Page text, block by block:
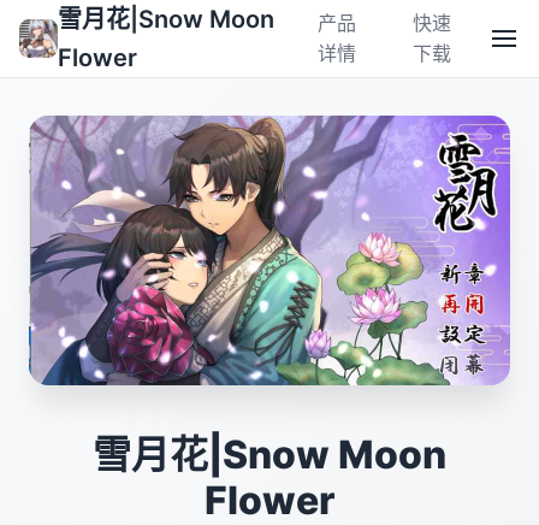
雪月花|Snow Moon
Flower
产品
详情
快速
下载
雪月花|Snow Moon
Flower